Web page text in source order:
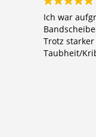
Ich war
Trotz
Taubheit/
Sitzung die